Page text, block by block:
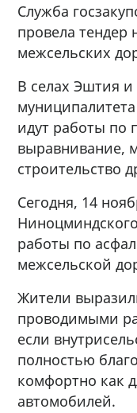
Служба
провела тендер
межсельских
В селах Эштия
идут работы по
выравнивание,
строительство
Сегодня, 14
работы по
межсельской
Жители
проводимыми
если
полностью
комфортно как
автомобилей.